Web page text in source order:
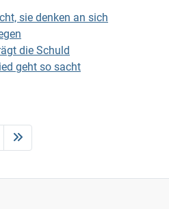
sie denken an sich
die Schuld
geht so sacht